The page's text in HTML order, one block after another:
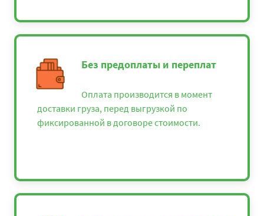
Без предоплаты и переплат
Оплата производится в момент
доставки груза, перед выгрузкой по
фиксированной в договоре стоимости.